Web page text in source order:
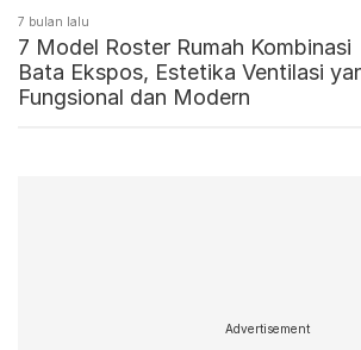
7 bulan lalu
7 Model Roster Rumah Kombinasi
Bata Ekspos, Estetika Ventilasi
Fungsional dan Modern
Advertisement